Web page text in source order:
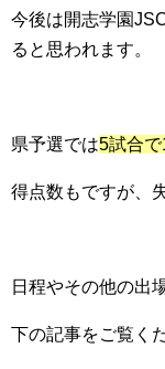
今後は開志学園
ると思われます。
県予選では5試合で
得点数もですが、
日程やその他の出
下の記事をご覧く